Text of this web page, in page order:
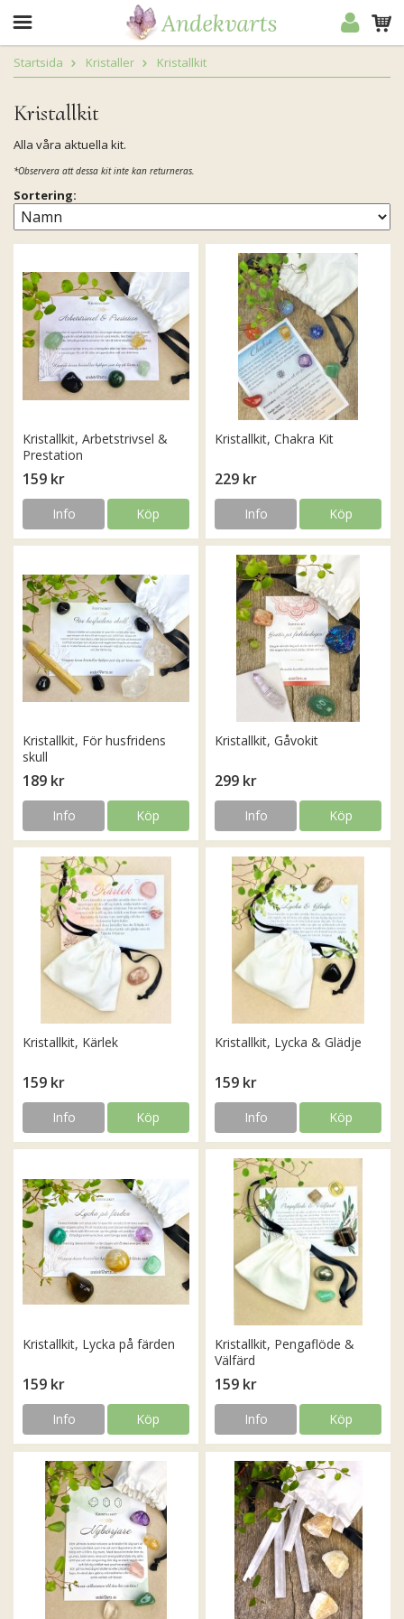
Startsida Kristaller Kristallkit
Kristallkit
Alla våra aktuella kit.
*Observera att dessa kit inte kan returneras.
Sortering:
Kristallkit, Arbetstrivsel &
Prestation
159 kr
Info Köp
Kristallkit, Chakra Kit
229 kr
Info Köp
Kristallkit, För husfridens
skull
189 kr
Info Köp
Kristallkit, Gåvokit
299 kr
Info Köp
Kristallkit, Kärlek
159 kr
Info Köp
Kristallkit, Lycka & Glädje
159 kr
Info Köp
Kristallkit, Lycka på färden
159 kr
Info Köp
Kristallkit, Pengaflöde &
Välfärd
159 kr
Info Köp